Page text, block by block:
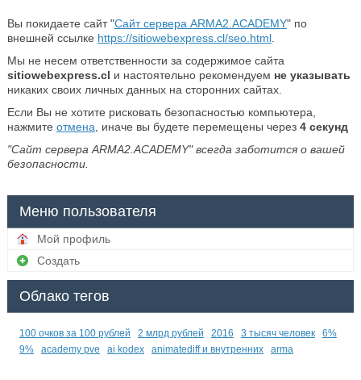
Вы покидаете сайт "Сайт сервера ARMA2.ACADEMY" по
внешней ссылке https://sitiowebexpress.cl/seo.html.
Мы не несем ответственности за содержимое сайта
sitiowebexpress.cl и настоятельно рекомендуем не указывать
никаких своих личных данных на сторонних сайтах.
Если Вы не хотите рисковать безопасностью компьютера,
нажмите отмена , иначе вы будете перемещены через 4секунд
"Сайт сервера ARMA2.ACADEMY" всегда заботится о вашей
безопасности.
Меню пользователя
Мой профиль
Создать
Облако тегов
100 очков за 100 рублей 2 млрд рублей 2016 3 тысяч человек
6%
9%
academy pve ai kodex animatediff и внутренних arma